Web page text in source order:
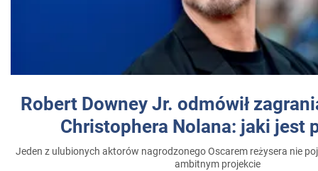
Robert Downey Jr. odmówił
Christophera Nolana: jaki jest
Jeden z ulubionych aktorów nagrodzonego Oscarem reżysera nie
ambitnym projekcie